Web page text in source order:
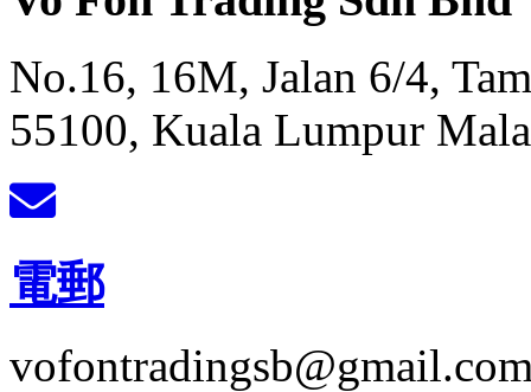
No.16, 16M, Jalan 6/4,
55100, Kuala Lumpur
電郵